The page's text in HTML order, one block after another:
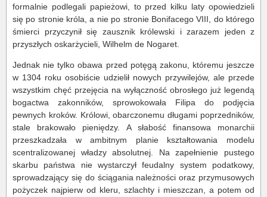
formalnie podlegali papieżowi, to przed kilku laty opowiedzieli
się po stronie króla, a nie po stronie Bonifacego VIII, do którego
śmierci przyczynił się zausznik królewski i zarazem jeden z
przyszłych oskarżycieli, Wilhelm de Nogaret.
Jednak nie tylko obawa przed potęgą zakonu, któremu jeszcze
w 1304 roku osobiście udzielił nowych przywilejów, ale przede
wszystkim chęć przejęcia na wyłączność obrosłego już legendą
bogactwa zakonników, sprowokowała Filipa do podjęcia
pewnych kroków. Królowi, obarczonemu długami poprzedników,
stale brakowało pieniędzy. A słabość finansowa monarchii
przeszkadzała w ambitnym planie kształtowania modelu
scentralizowanej władzy absolutnej. Na zapełnienie pustego
skarbu państwa nie wystarczył feudalny system podatkowy,
sprowadzający się do ściągania należności oraz przymusowych
pożyczek najpierw od kleru, szlachty i mieszczan, a potem od